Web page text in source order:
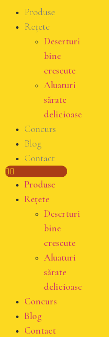
Produse
Rețete
Deserturi
bine
crescute
Aluaturi
sărate
delicioase
Concurs
Blog
Contact
Produse
Rețete
Deserturi
bine
crescute
Aluaturi
sărate
delicioase
Concurs
Blog
Contact